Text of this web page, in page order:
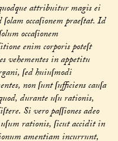
attribuitur magis ei
occaſionem praeſtat. Id
occaſionem
enim corporis poteſt
vehementes in appetitu
ſed huiuſmodi
non ſunt ſufficiens cauſa
durante uſu rationis,
Si vero paſſiones adeo
rationis, ſicut accidit in
amentiam incurrunt,